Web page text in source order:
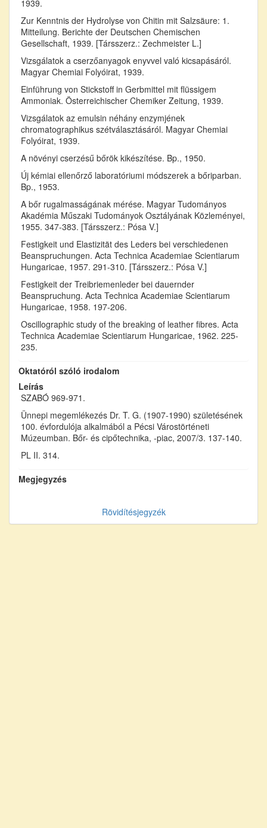
1939.
Zur Kenntnis der Hydrolyse von Chitin mit Salzsäure: 1.
Mitteilung. Berichte der Deutschen Chemischen
Gesellschaft, 1939. [Társszerz.: Zechmeister L.]
Vizsgálatok a cserzőanyagok enyvvel való kicsapásáról.
Magyar Chemiai Folyóirat, 1939.
Einführung von Stickstoff in Gerbmittel mit flüssigem
Ammoniak. Österreichischer Chemiker Zeitung, 1939.
Vizsgálatok az emulsin néhány enzymjének
chromatographikus szétválasztásáról. Magyar Chemiai
Folyóirat, 1939.
A növényi cserzésű bőrök kikészítése. Bp., 1950.
Új kémiai ellenőrző laboratóriumi módszerek a bőriparban.
Bp., 1953.
A bőr rugalmasságának mérése. Magyar Tudományos
Akadémia Műszaki Tudományok Osztályának Közleményei,
1955. 347-383. [Társszerz.: Pósa V.]
Festigkeit und Elastizität des Leders bei verschiedenen
Beanspruchungen. Acta Technica Academiae Scientiarum
Hungaricae, 1957. 291-310. [Társszerz.: Pósa V.]
Festigkeit der Treibriemenleder bei dauernder
Beanspruchung. Acta Technica Academiae Scientiarum
Hungaricae, 1958. 197-206.
Oscillographic study of the breaking of leather fibres. Acta
Technica Academiae Scientiarum Hungaricae, 1962. 225-
235.
Oktatóról szóló irodalom
Leírás
SZABÓ 969-971.
Ünnepi megemlékezés Dr. T. G. (1907-1990) születésének
100. évfordulója alkalmából a Pécsi Várostörténeti
Múzeumban. Bőr- és cipőtechnika, -piac, 2007/3. 137-140.
PL II. 314.
Megjegyzés
Rövidítésjegyzék